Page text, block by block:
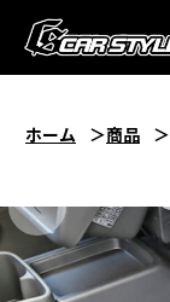
ホーム 商品